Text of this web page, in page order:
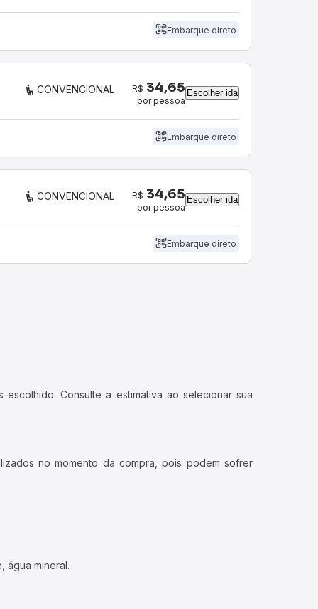
Embarque direto
CONVENCIONAL R$ 34,65
por pessoa
Escolher ida
Embarque direto
CONVENCIONAL R$ 34,65
por pessoa
Escolher ida
Embarque direto
Consulte a estimativa ao selecionar sua
no momento da compra, pois podem sofrer
água mineral.